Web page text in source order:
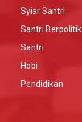
Syiar Santri
Santri Berpolitik
Santri
Hobi
Pendidikan